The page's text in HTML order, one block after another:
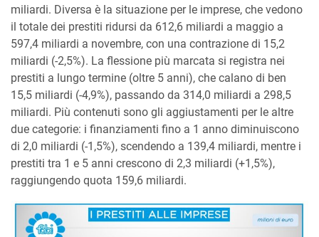
miliardi. Diversa è la situazione per le imprese, che vedono
il totale dei prestiti ridursi da 612,6 miliardi a maggio a
597,4 miliardi a novembre, con una contrazione di 15,2
miliardi (-2,5%). La flessione più marcata si registra nei
prestiti a lungo termine (oltre 5 anni), che calano di ben
15,5 miliardi (-4,9%), passando da 314,0 miliardi a 298,5
miliardi. Più contenuti sono gli aggiustamenti per le altre
due categorie: i finanziamenti fino a 1 anno diminuiscono
di 2,0 miliardi (-1,5%), scendendo a 139,4 miliardi, mentre i
prestiti tra 1 e 5 anni crescono di 2,3 miliardi (+1,5%),
raggiungendo quota 159,6 miliardi.